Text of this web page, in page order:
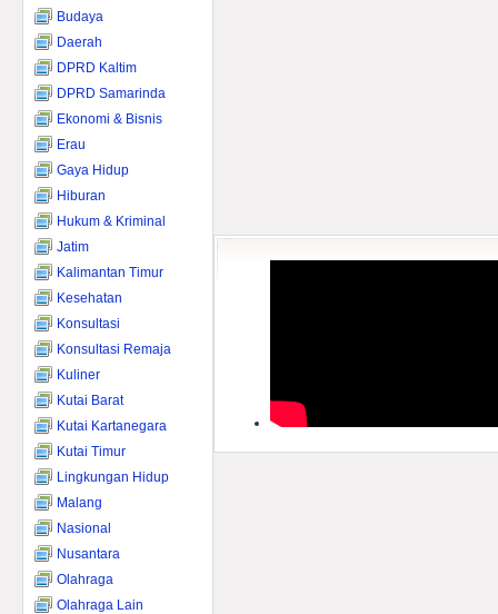
Budaya
Daerah
DPRD Kaltim
DPRD Samarinda
Ekonomi & Bisnis
Erau
Gaya Hidup
Hiburan
Hukum & Kriminal
Jatim
Kalimantan Timur
Kesehatan
Konsultasi
Konsultasi Remaja
Kuliner
Kutai Barat
Kutai Kartanegara
Kutai Timur
Lingkungan Hidup
Malang
Nasional
Nusantara
Olahraga
Olahraga Lain